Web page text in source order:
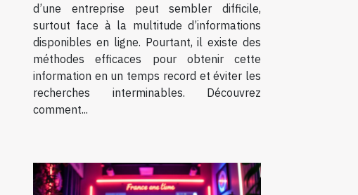
d’une entreprise peut sembler difficile,
surtout face à la multitude d’informations
disponibles en ligne. Pourtant, il existe des
méthodes efficaces pour obtenir cette
information en un temps record et éviter les
recherches interminables. Découvrez
comment...